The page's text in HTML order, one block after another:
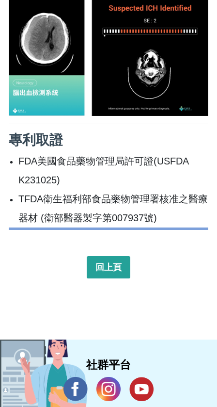
專利取證
FDA美國食品藥物管理局許可證(USFDA
K231025)
TFDA衛生福利部食品藥物管理署核准之醫療
器材 (衛部醫器製字第007937號)
回上頁
社群平台